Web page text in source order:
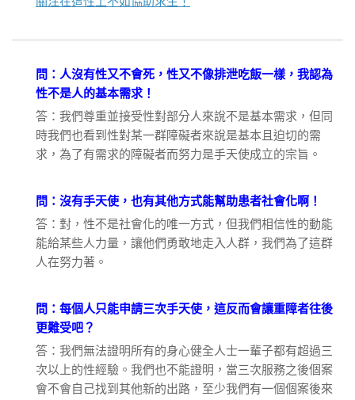
問：人沒有性又不會死，性又不像排泄吃飯一樣，我認為
性不是人的基本需求！
答：我們尊重並接受性對部分人來說不是基本需求，但同
時我們也看到性對某一群障礙者來說是基本且迫切的需
求，為了有需求的障礙者而努力是手天使成立的宗旨。
問：沒有手天使，也有其他方式能幫助患者社會化啊！
答：對，性不是社會化的唯一方式，但我們相信性的動能
能給某些人力量，讓他們勇敢地走入人群，我們為了這群
人在努力著。
問：每個人只能申請三次手天使，這反而會讓重障者往後
更難受吧？
答：我們無法證明所有的身心健全人士一輩子都有超過三
次以上的性經驗。我們也不能證明，當三次服務之後個案
會不會自己找到其他新的出路，至少我們有一個個案後來